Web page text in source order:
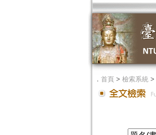
． 首頁> 檢索系統>